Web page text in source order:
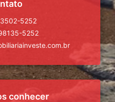
5252
5252
conhecer